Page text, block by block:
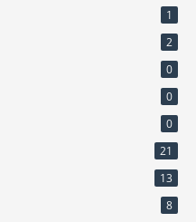
1
2
0
0
0
21
13
8